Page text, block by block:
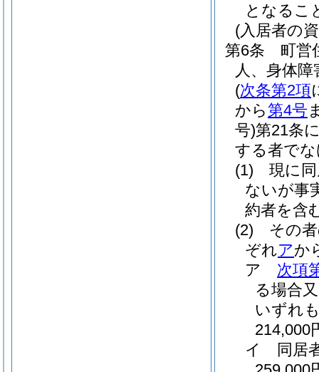
となるこ
(入居者の
第6条
町営
人、身体
(次条第2項
から第4号
号)第21条
する者で
(1)
現に
ないが事
約者を含
(2)
その
ぞれアか
ア
次項
る場合
いずれ
214,000
イ
同居